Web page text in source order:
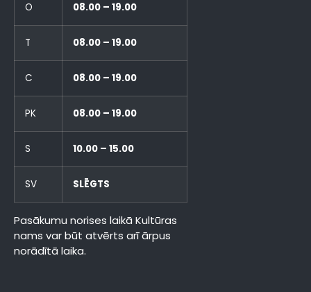
O 08.00 – 19.00
T 08.00 – 19.00
C 08.00 – 19.00
PK 08.00 – 19.00
S 10.00 – 15.00
SV SLĒGTS
Pasākumu norises laikā Kultūras
nams var būt atvērts arī ārpus
norādītā laika.